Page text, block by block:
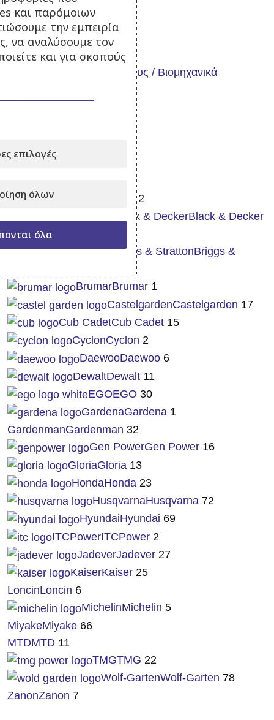
Κατηγορίες
Γεννήτριες
Μηχανήματα Κήπου /Δάσους / Βιομηχανικά
2
Black & DeckerBlack & Decker
25
Briggs & StrattonBriggs &
BrumarBrumar 1
CastelgardenCastelgarden 17
Cub CadetCub Cadet 15
CyclonCyclon 2
DaewooDaewoo 6
DewaltDewalt 11
EGOEGO 30
GardenaGardena 1
GardenmanGardenman 32
Gen PowerGen Power 16
GloriaGloria 13
HondaHonda 23
HusqvarnaHusqvarna 72
HyundaiHyundai 69
ITCPowerITCPower 2
JadeverJadever 27
KaiserKaiser 25
LoncinLoncin 6
MichelinMichelin 5
MiyakeMiyake 66
MTDMTD 11
TMGTMG 22
Wolf-GartenWolf-Garten 78
ZanonZanon 7
και παρόμοιων
την εμπειρία
να αναλύσουμε τον
και για σκοπούς
επιλογές
όλων
όλα